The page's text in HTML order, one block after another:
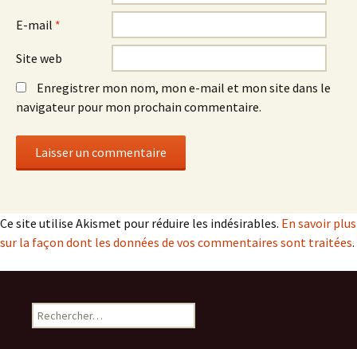
E-mail *
Site web
Enregistrer mon nom, mon e-mail et mon site dans le
navigateur pour mon prochain commentaire.
Ce site utilise Akismet pour réduire les indésirables. En savoir plus
sur la façon dont les données de vos commentaires sont traitées.
Rechercher :